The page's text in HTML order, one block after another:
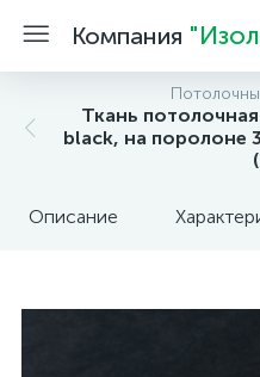
Компания
Ткань
black, на поролоне
Описание